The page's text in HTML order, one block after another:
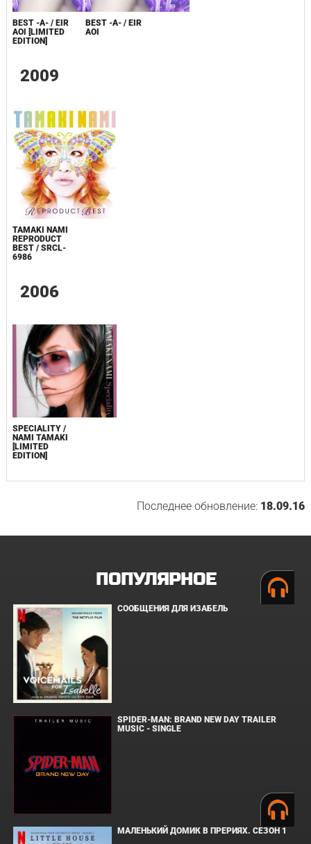
BEST -A- / EIR
AOI [LIMITED
EDITION]
BEST -A- / EIR
AOI
2009
TAMAKI NAMI
REPRODUCT
BEST / SRCL-
6986
2006
SPECIALITY /
NAMI TAMAKI
[LIMITED
EDITION]
Последнее обновление: 18.09.16
ПОПУЛЯРНОЕ
СООБЩЕНИЯ ДЛЯ ИЗАБЕЛЬ
SPIDER-MAN: BRAND NEW DAY TRAILER
MUSIC - SINGLE
МАЛЕНЬКИЙ ДОМИК В ПРЕРИЯХ. СЕЗОН 1